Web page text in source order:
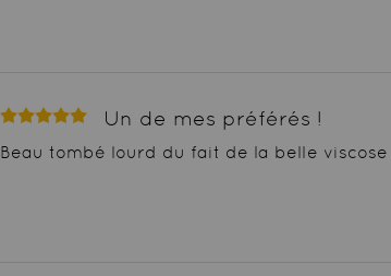
Un de mes préférés !
Beau tombé lourd du fait de la belle viscose